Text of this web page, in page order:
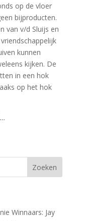
op de vloer
bijproducten.
van v/d Sluijs en
kunnen
kijken. De
in een hok
op het hok
Winnaars: Jay